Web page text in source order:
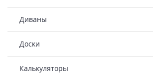
Диваны
Доски
Калькуляторы